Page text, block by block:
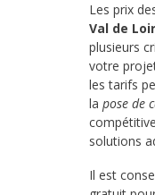
Les prix
Val de
plusieurs
votre
les tarifs
la pose de
solutions
Il est